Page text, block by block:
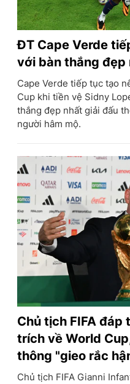
ĐT Cape Verde
với bàn thắng
Cape Verde tiếp tục tạo
Cup khi tiền vệ Sidny
thắng đẹp nhất giải đấu
người hâm mộ.
Chủ tịch FIFA
trích về World
thông "gieo rắc
Chủ tịch FIFA Gianni